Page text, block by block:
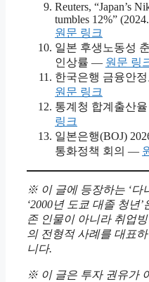
Reuters, “Japan’s
tumbles 12%”
원문 링크
일본 후생노동성
인상률 — 원문 링
한국은행 금융안
원문 링크
통계청 합계출산
링크
일본은행(BOJ)
통화정책 회의 —
※ 이 글에 등장하는 ‘다
‘2000년 도쿄 대졸 청년’
존 인물이 아니라 취업
의 전형적 사례를 대표
니다.
※ 이 글은 투자 권유가